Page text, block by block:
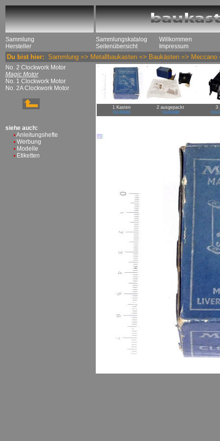
Sammlung
Hersteller
Sammlungskatalog
Seitenübersicht
Willkommen
Impressum
Du bist hier: Sammlung => Metallbaukasten => Baukästen => Meccano
No. 2 Clockwork Motor
Magic Motor
No. 1 Clockwork Motor
No. 2A Clockwork Motor
siehe auch:
Anleitungshefte
Werbung
Modelle
Etiketten
1 Kasten
Großbild
2 ausgepackt
Großbild
3